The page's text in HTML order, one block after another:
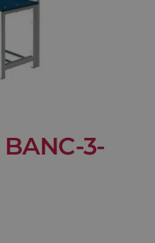
3-